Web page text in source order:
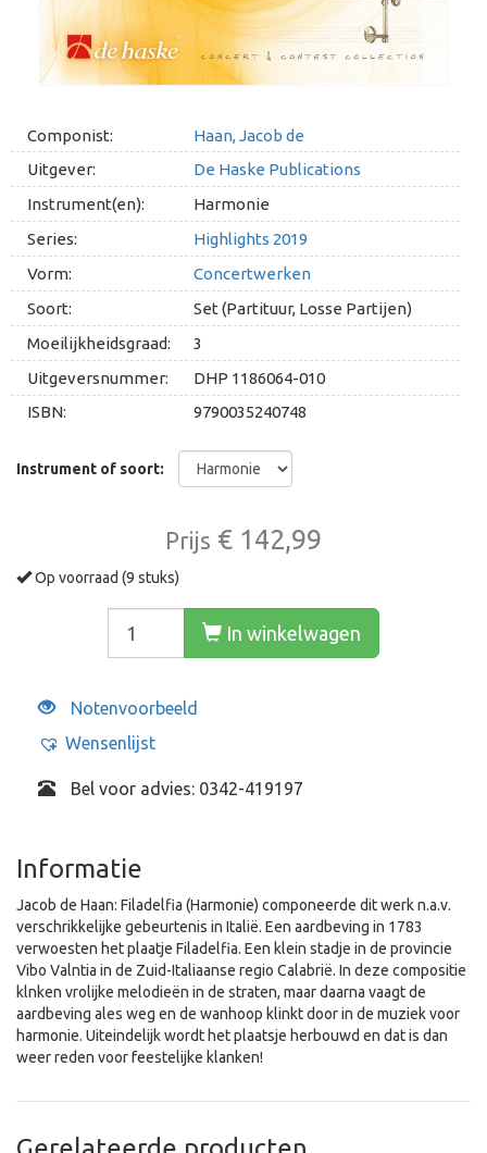
Componist:
Haan, Jacob de
Uitgever:
De Haske Publications
Instrument(en):
Harmonie
Series:
Highlights 2019
Vorm:
Concertwerken
Soort:
Set (Partituur, Losse Partijen)
Moeilijkheidsgraad:
3
Uitgeversnummer:
DHP 1186064-010
ISBN:
9790035240748
Instrument of soort:
Prijs € 142,99
Op voorraad (9 stuks)
In winkelwagen
Notenvoorbeeld
Wensenlijst
Bel voor advies: 0342-419197
Informatie
Jacob de Haan: Filadelfia (Harmonie) componeerde dit werk n.a.v.
verschrikkelijke gebeurtenis in Italië. Een aardbeving in 1783
verwoesten het plaatje Filadelfia. Een klein stadje in de provincie
Vibo Valntia in de Zuid-Italiaanse regio Calabrië. In deze compositie
klnken vrolijke melodieën in de straten, maar daarna vaagt de
aardbeving ales weg en de wanhoop klinkt door in de muziek voor
harmonie. Uiteindelijk wordt het plaatsje herbouwd en dat is dan
weer reden voor feestelijke klanken!